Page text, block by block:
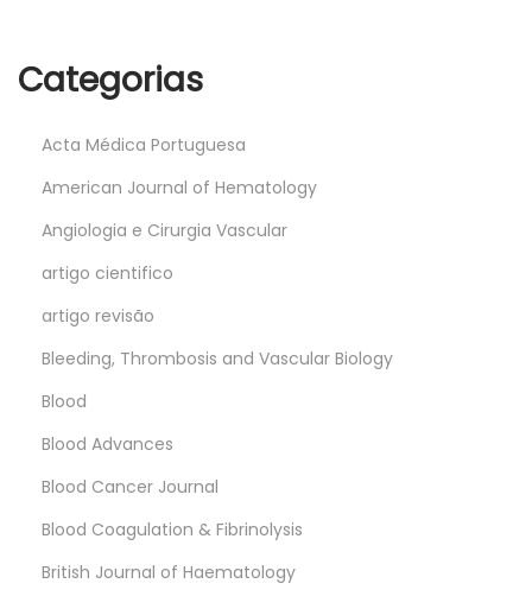
Categorias
Acta Médica Portuguesa
American Journal of Hematology
Angiologia e Cirurgia Vascular
artigo cientifico
artigo revisão
Bleeding, Thrombosis and Vascular Biology
Blood
Blood Advances
Blood Cancer Journal
Blood Coagulation & Fibrinolysis
British Journal of Haematology